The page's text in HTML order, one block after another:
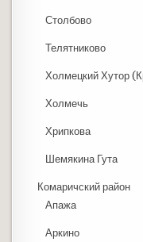
Столбово
Телятниково
Холмецкий Хутор
Холмечь
Хрипкова
Шемякина Гута
Комаричский район
Апажа
Аркино